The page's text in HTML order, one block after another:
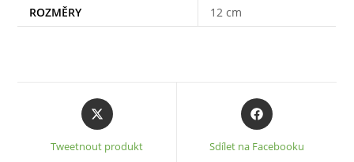
ROZMĚRY
12 cm
Opens
in
Tweetnout produkt
Opens
in
Sdílet na Facebooku